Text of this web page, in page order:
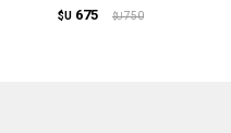
$U 675 $U 750